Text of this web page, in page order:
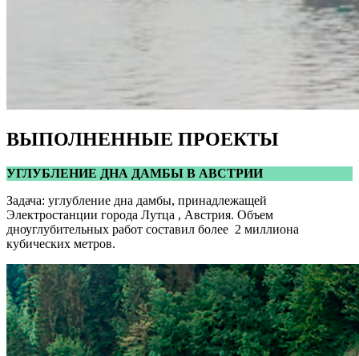
ВЫПОЛНЕННЫЕ ПРОЕКТЫ
УГЛУБЛЕНИЕ ДНА ДАМБЫ В АВСТРИИ
Задача: углубление дна дамбы, принадлежащей
Электростанции города Лутца , Австрия. Объем
дноуглубительных работ составил более 2 миллиона
кубических метров.